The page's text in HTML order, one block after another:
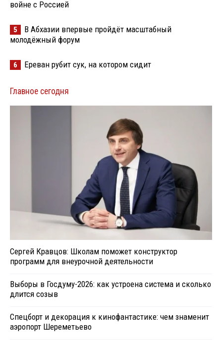
войне с Россией
5
В Абхазии впервые пройдёт масштабный
молодёжный форум
6 Ереван рубит сук, на котором сидит
Главное сегодня
Сергей Кравцов: Школам поможет конструктор
программ для внеурочной деятельности
Выборы в Госдуму-2026: как устроена система и сколько
длится созыв
Спецборт и декорация к кинофантастике: чем знаменит
аэропорт Шереметьево